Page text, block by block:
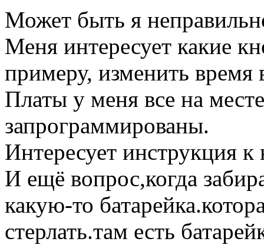
Может быть я
Меня интересует какие
примеру, изменить
Платы у меня все на
запрограммированы.
Интересует инструкция
И ещё вопрос,когда
какую-то
стерлать.там есть